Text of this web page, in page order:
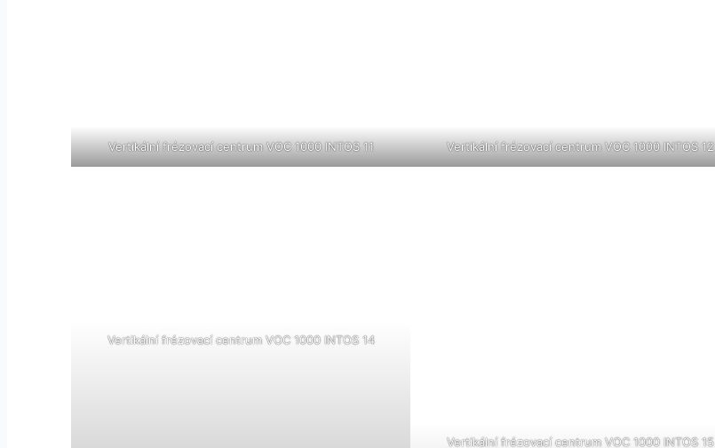
Vertikální frézovací centrum VOC 1000 INTOS 11 Vertikální frézovací centrum VOC 1000 INTOS 12
Vertikální frézovací centrum VOC 1000 INTOS 14
Vertikální frézovací centrum VOC 1000 INTOS 15